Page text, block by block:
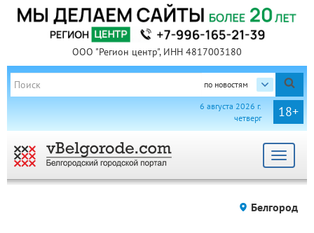
ООО "Регион центр", ИНН 4817003180
по новостям
18+
6 августа 2026 г.
четверг
Toggle
Белгород